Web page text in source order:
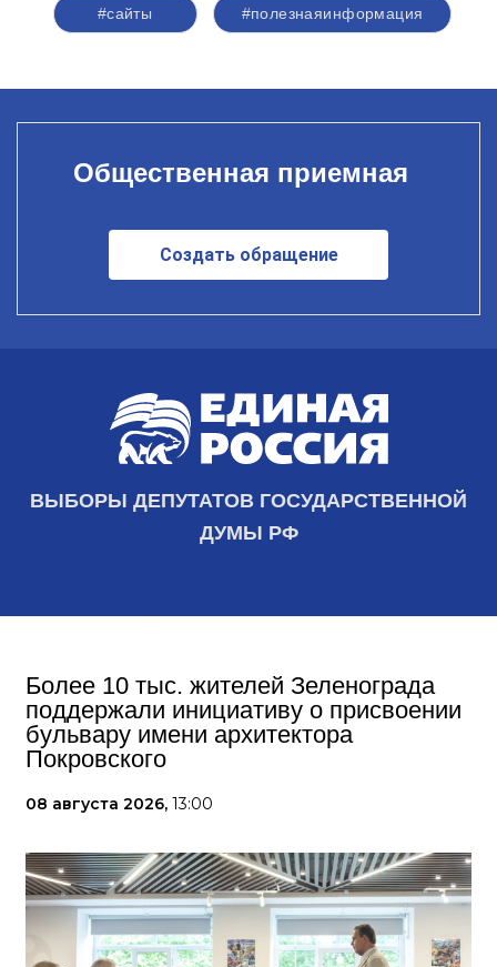
#сайты #полезнаяинформация
Общественная приемная
Создать обращение
ВЫБОРЫ ДЕПУТАТОВ ГОСУДАРСТВЕННОЙ
ДУМЫ РФ
Более 10 тыс. жителей Зеленограда
поддержали инициативу о присвоении
бульвару имени архитектора
Покровского
08 августа 2026, 13:00